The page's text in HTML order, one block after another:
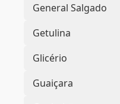
General Salgado
Getulina
Glicério
Guaiçara